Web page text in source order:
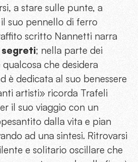
a stare sulle punte, a
suo pennello di ferro
scritto Nannetti narra
; nella parte dei
qualcosa che desidera
è dedicata al suo benessere
artisti» ricorda Trafeli
il suo viaggio con un
dalla vita e pian
ad una sintesi. Ritrovarsi
e solitario oscillare che